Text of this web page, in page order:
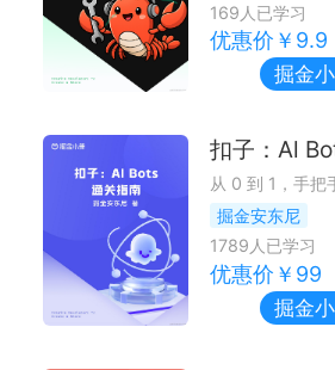
169 人已学习
优惠价￥ 9.9
掘金
扣子：Al
掘金安东尼
1789人已学习
优惠价￥ 99
掘金